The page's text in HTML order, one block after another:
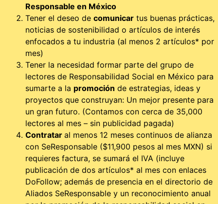
Responsable en México
Tener el deseo de comunicar tus buenas prácticas,
noticias de sostenibilidad o artículos de interés
enfocados a tu industria (al menos 2 artículos* por
mes)
Tener la necesidad formar parte del grupo de
lectores de Responsabilidad Social en México para
sumarte a la promoción de estrategias, ideas y
proyectos que construyan: Un mejor presente para
un gran futuro. (Contamos con cerca de 35,000
lectores al mes – sin publicidad pagada)
Contratar al menos 12 meses continuos de alianza
con SeResponsable ($11,900 pesos al mes MXN) si
requieres factura, se sumará el IVA (incluye
publicación de dos artículos* al mes con enlaces
DoFollow; además de presencia en el directorio de
Aliados SeResponsable y un reconocimiento anual